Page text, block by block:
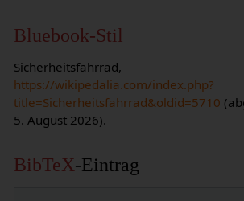
Bluebook-Stil
Sicherheitsfahrrad,
https://wikipedalia.com/index.php?
title=Sicherheitsfahrrad&oldid=5710
5. August 2026).
BibTeX-Eintrag